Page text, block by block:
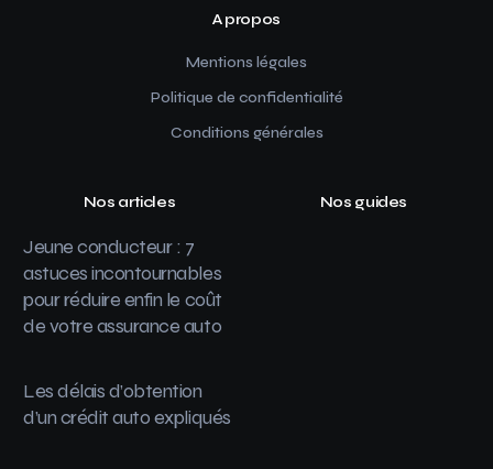
A propos
Mentions légales
Politique de confidentialité
Conditions générales
Nos articles
Jeune conducteur : 7
astuces incontournables
pour réduire enfin le coût
de votre assurance auto
Les délais d’obtention
d’un crédit auto expliqués
Nos guides